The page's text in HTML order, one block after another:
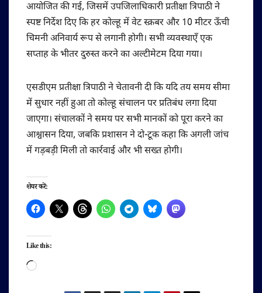
आयोजित की गई, जिसमें उपजिलाधिकारी प्रतीक्षा त्रिपाठी ने
स्पष्ट निर्देश दिए कि हर कोल्हू में वेट स्क्रबर और 10 मीटर ऊँची
चिमनी अनिवार्य रूप से लगानी होगी। सभी व्यवस्थाएँ एक
सप्ताह के भीतर दुरुस्त करने का अल्टीमेटम दिया गया।
एसडीएम प्रतीक्षा त्रिपाठी ने चेतावनी दी कि यदि तय समय सीमा
में सुधार नहीं हुआ तो कोल्हू संचालन पर प्रतिबंध लगा दिया
जाएगा। संचालकों ने समय पर सभी मानकों को पूरा करने का
आश्वासन दिया, जबकि प्रशासन ने दो-टूक कहा कि अगली जांच
में गड़बड़ी मिली तो कार्रवाई और भी सख्त होगी।
शेयर करें:
Like this:
Loading…